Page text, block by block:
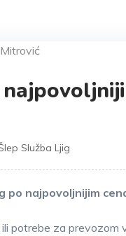
Služba Ljig
po najpovoljnijim
potrebe za prevozom